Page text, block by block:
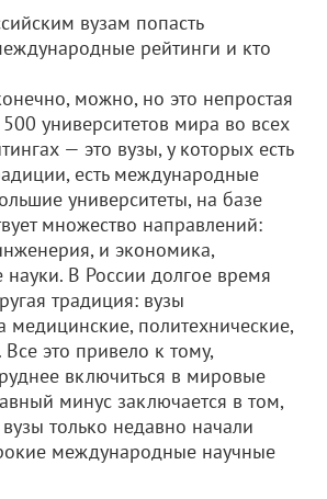
вузам попасть
рейтинги и кто
можно, но это непростая
университетов мира во всех
— это вузы, у которых есть
есть международные
университеты, на базе
множество направлений:
и экономика,
науки. В России долгое время
традиция: вузы
медицинские, политехнические,
это привело к тому,
включиться в мировые
минус заключается в том,
только недавно начали
международные научные